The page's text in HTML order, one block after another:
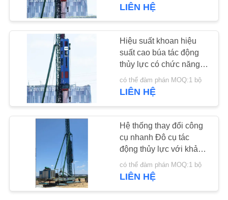
CÁC
TRƯỜNG
BÁO
Bốn trình điều khiển
đống kỳ lạ
Máy điều khiển 360
độ
15
môi trường ít tiếng ồn –
HDY22 để đóng cọc
LIÊN HỆ
Hiệu suất khoan hiệu
suất cao búa tác động
thủy lực có chức năng
điều khiển vị trí chính
xác & Bộ máy xoay đầy
có thể đàm phán MOQ:1 bộ
LIÊN HỆ
Hệ thống thay đổi công
cụ nhanh Đô cụ tác
động thủy lực với khả
năng vận hành không
gian đầu thấp & Động
cơ điện không phát thải
có thể đàm phán MOQ:1 bộ
LIÊN HỆ